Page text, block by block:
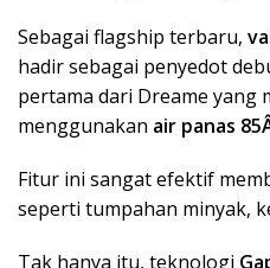
Sebagai flagship terbaru,
hadir sebagai penyedot
pertama dari Dreame yang
menggunakan air panas
Fitur ini sangat efektif
seperti tumpahan minyak,
Tak hanya itu, teknologi